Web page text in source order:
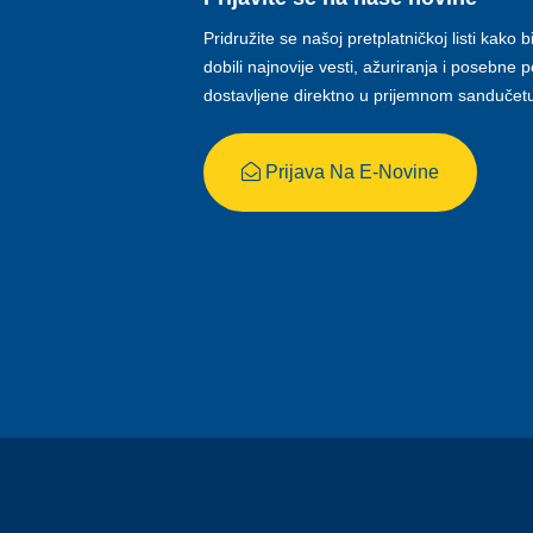
Pridružite se našoj pretplatničkoj listi kako
dobili najnovije vesti, ažuriranja i posebne
dostavljene direktno u prijemnom
Prijava Na E-Novine